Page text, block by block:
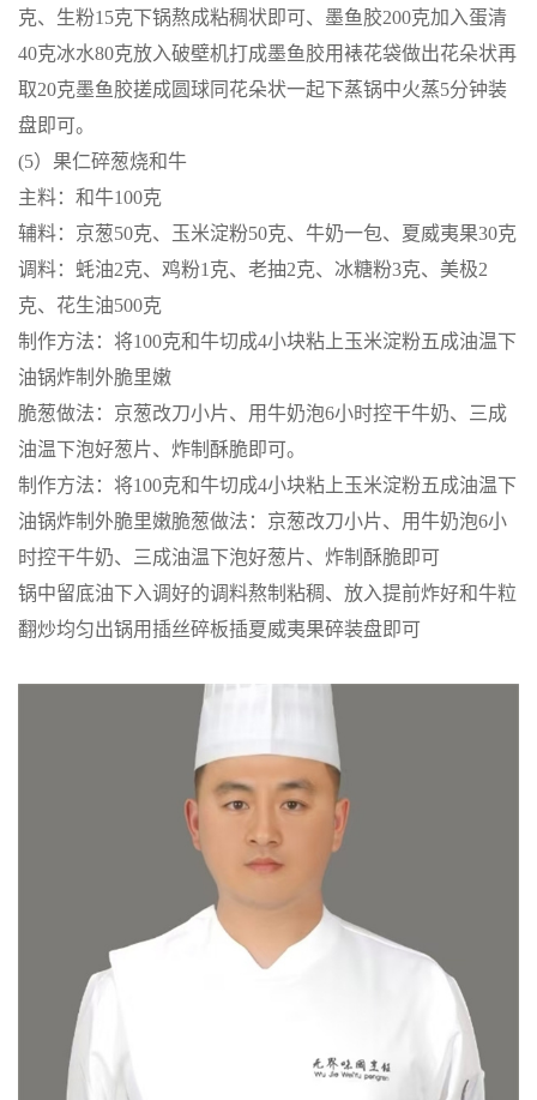
克、生粉15克下锅熬成粘稠状即可、墨鱼胶200克加入蛋清
40克冰水80克放入破壁机打成墨鱼胶用裱花袋做出花朵状再
取20克墨鱼胶搓成圆球同花朵状一起下蒸锅中火蒸5分钟装
盘即可。
(5）果仁碎葱烧和牛
主料：和牛100克
辅料：京葱50克、玉米淀粉50克、牛奶一包、夏威夷果30克
调料：蚝油2克、鸡粉1克、老抽2克、冰糖粉3克、美极2
克、花生油500克
制作方法：将100克和牛切成4小块粘上玉米淀粉五成油温下
油锅炸制外脆里嫩
脆葱做法：京葱改刀小片、用牛奶泡6小时控干牛奶、三成
油温下泡好葱片、炸制酥脆即可。
制作方法：将100克和牛切成4小块粘上玉米淀粉五成油温下
油锅炸制外脆里嫩脆葱做法：京葱改刀小片、用牛奶泡6小
时控干牛奶、三成油温下泡好葱片、炸制酥脆即可
锅中留底油下入调好的调料熬制粘稠、放入提前炸好和牛粒
翻炒均匀出锅用插丝碎板插夏威夷果碎装盘即可